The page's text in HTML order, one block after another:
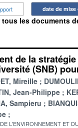
date de mise
les documents
de la
(SNB)
Mireille
Jean-Philippe
Sampieru
L'ENVIRONNEMENT ET